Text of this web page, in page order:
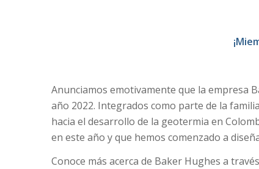
Anunciamos emotivamente que la empresa
año 2022. Integrados como parte de la
hacia el desarrollo de la geotermia en
en este año y que hemos comenzado a
Conoce más acerca de Baker Hughes a